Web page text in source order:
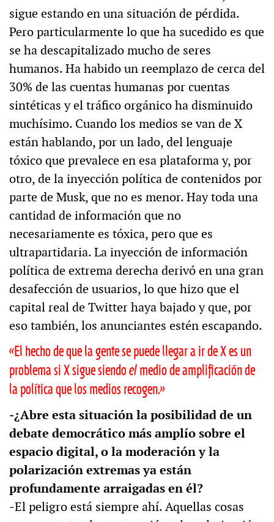
sigue estando en una situación de pérdida.
Pero particularmente lo que ha sucedido es que
se ha descapitalizado mucho de seres
humanos. Ha habido un reemplazo de cerca del
30% de las cuentas humanas por cuentas
sintéticas y el tráfico orgánico ha disminuido
muchísimo. Cuando los medios se van de X
están hablando, por un lado, del lenguaje
tóxico que prevalece en esa plataforma y, por
otro, de la inyección política de contenidos por
parte de Musk, que no es menor. Hay toda una
cantidad de información que no
necesariamente es tóxica, pero que es
ultrapartidaria. La inyección de información
política de extrema derecha derivó en una gran
desafección de usuarios, lo que hizo que el
capital real de Twitter haya bajado y que, por
eso también, los anunciantes estén escapando.
«El hecho de que la gente se puede llegar a ir de X es un
problema si X sigue siendoelmedio de amplificación de
la política que los medios recogen.»
‒¿Abre esta situación la posibilidad de un
debate democrático más amplío sobre el
espacio digital, o la moderación y la
polarización extremas ya están
profundamente arraigadas en él?
‒El peligro está siempre ahí. Aquellas cosas